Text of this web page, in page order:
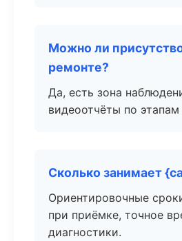
Можно ли
ремонте?
Да, есть зона
видеоотчёты по этапам
Сколько занимает
Ориентировочные
при приёмке, точное
диагностики.